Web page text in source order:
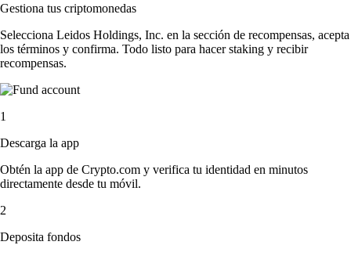
Gestiona tus criptomonedas
Selecciona Leidos Holdings, Inc. en la sección de recompensas, acepta
los términos y confirma. Todo listo para hacer staking y recibir
recompensas.
1
Descarga la app
Obtén la app de Crypto.com y verifica tu identidad en minutos
directamente desde tu móvil.
2
Deposita fondos